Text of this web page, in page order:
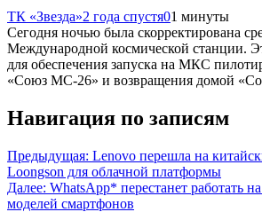
ТК «Звезда»2 года спустя01 минуты
Сегодня ночью была скорректирована
Международной космической станции.
для обеспечения запуска на МКС
«Союз МС-26» и возвращения домой
Навигация по записям
Предыдущая: Lenovo перешла на
Loongson для облачной платформы
Далее: WhatsApp* перестанет работать
моделей смартфонов